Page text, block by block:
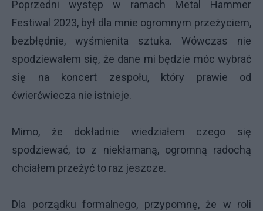
Poprzedni występ w ramach Metal Hammer
Festiwal 2023, był dla mnie ogromnym przeżyciem,
bezbłędnie, wyśmienita sztuka. Wówczas nie
spodziewałem się, że dane mi będzie móc wybrać
się na koncert zespołu, który prawie od
ćwierćwiecza nie istnieje.
Mimo, że dokładnie wiedziałem czego się
spodziewać, to z niekłamaną, ogromną radochą
chciałem przeżyć to raz jeszcze.
Dla porządku formalnego, przypomnę, że w roli